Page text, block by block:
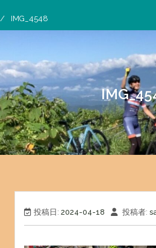
IMG_4548
投稿日: 2024-04-18 投稿者: